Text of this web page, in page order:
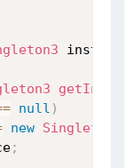
instance
null )
new Singleton3
;